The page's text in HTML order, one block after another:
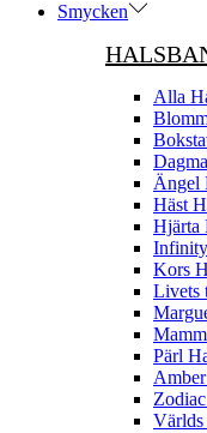
Smycken
Alla
Ängel
Häst
Hjärta
Kors
Livets
Pärl
Världs